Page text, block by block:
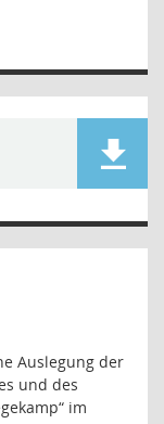
Auslegung der
und des
im